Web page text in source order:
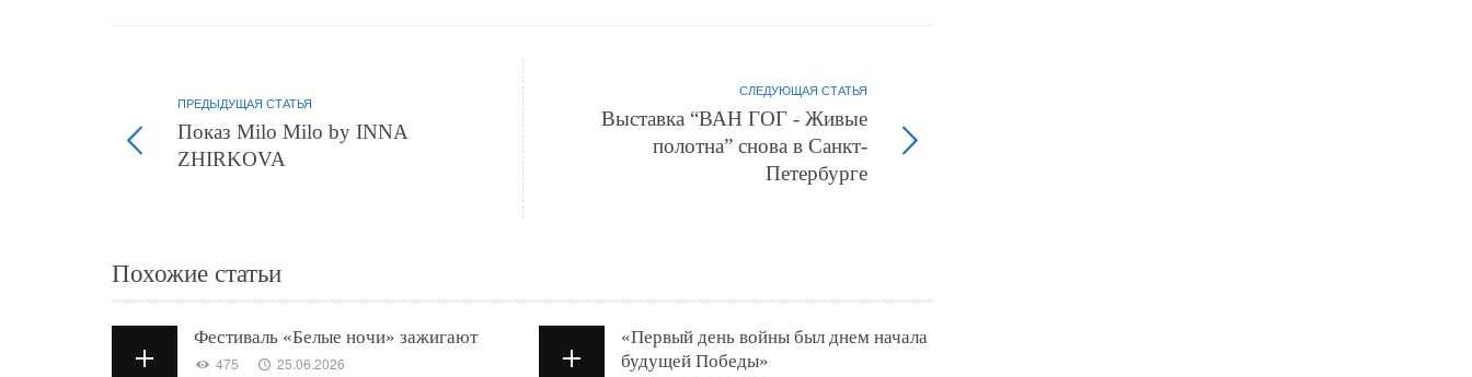
ПРЕДЫДУЩАЯ СТАТЬЯ
Показ Milo Milo by INNA
ZHIRKOVA
СЛЕДУЮЩАЯ СТАТЬЯ
Выставка “ВАН ГОГ - Живые
полотна” снова в Санкт-
Петербурге
Похожие статьи
Фестиваль «Белые ночи» зажигают
475 25.06.2026
«Первый день войны был днем начала
будущей Победы»